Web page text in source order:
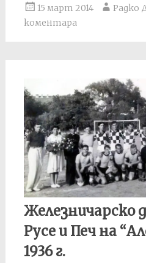
15 март 2014 Радко
коментара
Железничарско
Русе и Печ на
1936 г.